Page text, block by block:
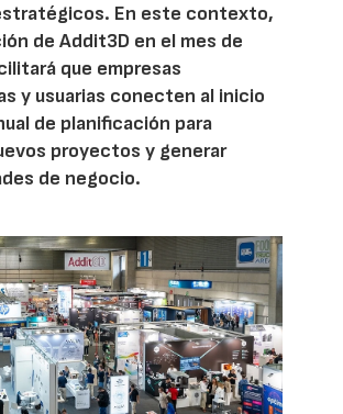
En este contexto,
de Addit3D en el mes de
que empresas
y usuarias conecten al inicio
de planificación para
proyectos y generar
de negocio.